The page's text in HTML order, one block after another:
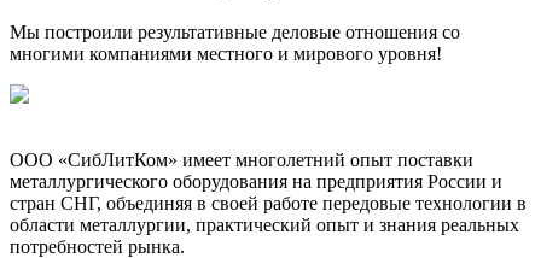
Мы построили результативные деловые отношения со
многими компаниями местного и мирового уровня!
ООО «СибЛитКом» имеет многолетний опыт поставки
металлургического оборудования на предприятия России и
стран СНГ, объединяя в своей работе передовые технологии в
области металлургии, практический опыт и знания реальных
потребностей рынка.